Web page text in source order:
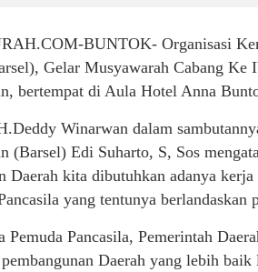
BUNTOK- Organisasi
Gelar Musyawarah Cabang
bertempat di Aula Hotel Anna
Winarwan dalam
(Barsel) Edi Suharto, S, Sos
Daerah kita dibutuhkan adanya
yang tentunya berlandaskan
Pemuda Pancasila, Pemerintah
Daerah yang lebih baik